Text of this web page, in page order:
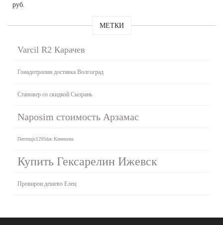
руб.
МЕТКИ
Varcil R2 Карачев
Гонадотропин доставка Волгоград
Становер со скидкой Сызрань
Naposim стоимость Арзамас
Пептидjc1295dac Кинешма
Купить Гексарелин Ижевск
Провирон дешево Елец